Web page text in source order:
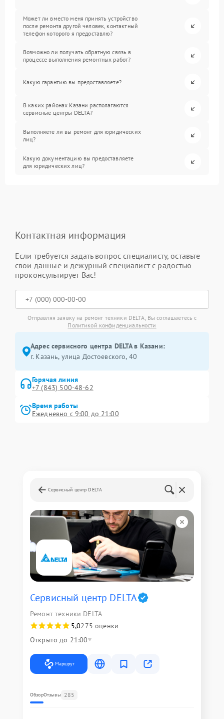
Может ли вместо меня принять устройство
после ремонта другой человек, контактный
телефон которого я предоставлю?
Возможно ли получать обратную связь в
процессе выполнения ремонтных работ?
Какую гарантию вы предоставляете?
В каких районах Казани располагаются
сервисные центры DELTA?
Выполняете ли вы ремонт для юридических
лиц?
Какую документацию вы предоставляете
для юридических лиц?
Контактная информация
Если требуется задать вопрос специалисту, оставьте
свои данные и дежурный специалист с радостью
проконсультирует Вас!
Отправляя заявку на ремонт техники DELTA, Вы соглашаетесь с
Политикой конфиденциальности
Адрес сервисного центра DELTA в Казани:
г. Казань, улица Достоевского, 40
Горячая линия
+7 (843) 500-48-62
Время работы
Ежедневно с 9:00 до 21:00
Сервисный центр DELTA
Сервисный центр DELTA
Ремонт техники DELTA
5,0275 оценки
Открыто до 21:00
Маршрут
ОбзорОтзывы 285